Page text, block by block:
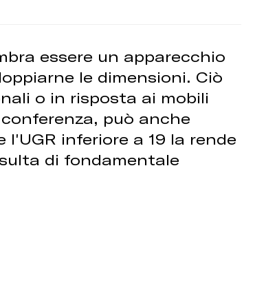
essere un apparecchio
le dimensioni. Ciò
o in risposta ai mobili
può anche
inferiore a 19 la rende
di fondamentale